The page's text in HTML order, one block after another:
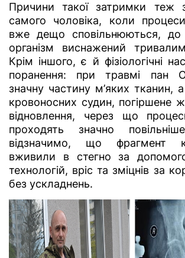
Причини такої затримки теж
самого чоловіка, коли
вже дещо сповільнюються,
організм виснажений
Крім іншого, є й фізіологічні
поранення: при травмі пан
значну частину м’яких тканин,
кровоносних судин, погіршене
відновлення, через що
проходять значно
відзначимо, що фрагмент
вживили в стегно за
технологій, вріс та зміцнів за
без ускладнень.